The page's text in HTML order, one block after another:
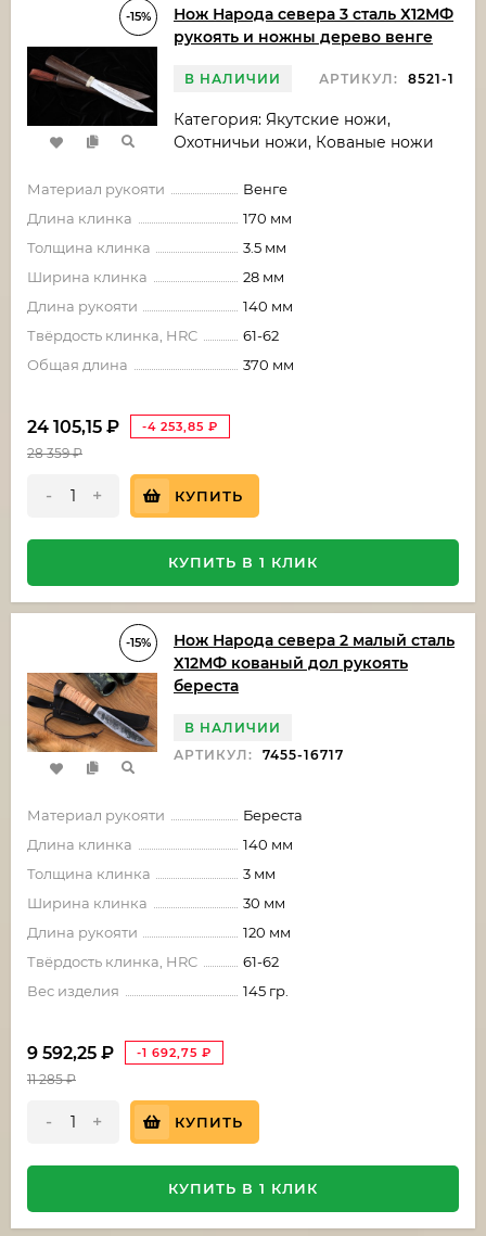
-15%
Нож Народа севера 3 сталь Х12МФ
рукоять и ножны дерево венге
В НАЛИЧИИ АРТИКУЛ: 8521-1
Категория: Якутские ножи,
Охотничьи ножи, Кованые ножи
Материал рукояти
Венге
Длина клинка
170 мм
Толщина клинка
3.5 мм
Ширина клинка
28 мм
Длина рукояти
140 мм
Твёрдость клинка, HRC
61-62
Общая длина
370 мм
24 105,15 ₽ -4 253,85 ₽
28 359₽
- + КУПИТЬ
КУПИТЬ В 1 КЛИК
-15%
Нож Народа севера 2 малый сталь
Х12МФ кованый дол рукоять
береста
В НАЛИЧИИ
АРТИКУЛ:
7455-16717
Материал рукояти
Береста
Длина клинка
140 мм
Толщина клинка
3 мм
Ширина клинка
30 мм
Длина рукояти
120 мм
Твёрдость клинка, HRC
61-62
Вес изделия
145 гр.
9 592,25 ₽ -1 692,75 ₽
11 285₽
- + КУПИТЬ
КУПИТЬ В 1 КЛИК